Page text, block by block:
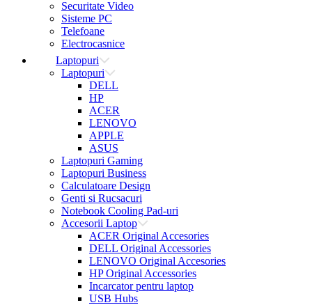
Securitate Video
Sisteme PC
Telefoane
Electrocasnice
Laptopuri
Laptopuri
DELL
HP
ACER
LENOVO
APPLE
ASUS
Laptopuri Gaming
Laptopuri Business
Calculatoare Design
Genti si Rucsacuri
Notebook Cooling Pad-uri
Accesorii Laptop
ACER Original Accesories
DELL Original Accessories
LENOVO Original Accesories
HP Original Accessories
Incarcator pentru laptop
USB Hubs